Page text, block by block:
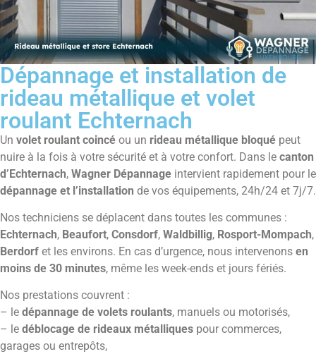
Dépannage et installation de
rideau métallique et volet
roulant Echternach
Un volet roulant coincé ou un rideau métallique bloqué peut
nuire à la fois à votre sécurité et à votre confort. Dans le canton
d’Echternach, Wagner Dépannage intervient rapidement pour le
dépannage et l’installation de vos équipements, 24h/24 et 7j/7.
Nos techniciens se déplacent dans toutes les communes :
Echternach, Beaufort, Consdorf, Waldbillig, Rosport-Mompach,
Berdorf et les environs. En cas d’urgence, nous intervenons en
moins de 30 minutes, même les week-ends et jours fériés.
Nos prestations couvrent :
– le dépannage de volets roulants, manuels ou motorisés,
– le déblocage de rideaux métalliques pour commerces,
garages ou entrepôts,